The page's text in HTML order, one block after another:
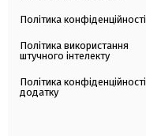
Політика конфіденційності
Політика використання
штучного інтелекту
Політика конфіденційності
додатку